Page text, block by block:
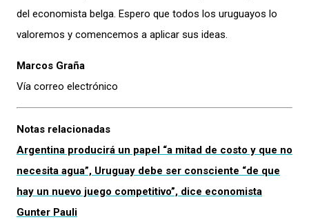
del economista belga. Espero que todos los uruguayos lo
valoremos y comencemos a aplicar sus ideas.
Marcos Graña
Vía correo electrónico
Notas relacionadas
Argentina producirá un papel “a mitad de costo y que no
necesita agua”, Uruguay debe ser consciente “de que
hay un nuevo juego competitivo”, dice economista
Gunter Pauli